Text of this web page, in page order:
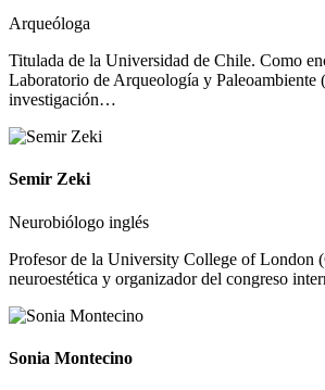
Arqueóloga
Titulada de la Universidad de Chile. Como
Laboratorio de Arqueología y
investigación…
Semir Zeki
Neurobiólogo inglés
Profesor de la University College of London
neuroestética y organizador del congreso
Sonia Montecino